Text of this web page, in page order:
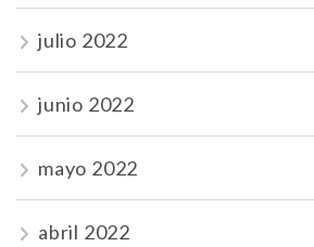
julio 2022
junio 2022
mayo 2022
abril 2022